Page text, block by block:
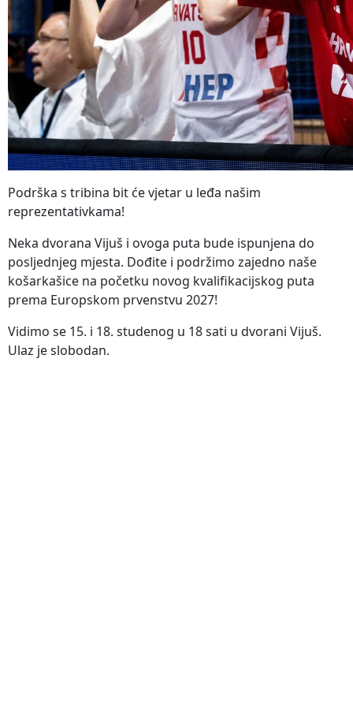
Podrška s tribina bit će vjetar u leđa našim
reprezentativkama!
Neka dvorana Vijuš i ovoga puta bude ispunjena do
posljednjeg mjesta. Dođite i podržimo zajedno naše
košarkašice na početku novog kvalifikacijskog puta
prema Europskom prvenstvu 2027!
Vidimo se 15. i 18. studenog u 18 sati u dvorani Vijuš.
Ulaz je slobodan.